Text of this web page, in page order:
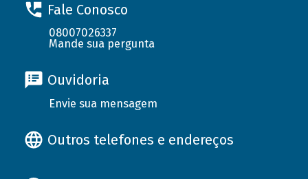
Fale Conosco
08007026337
Mande sua pergunta
Ouvidoria
Envie sua mensagem
Outros telefones e endereços